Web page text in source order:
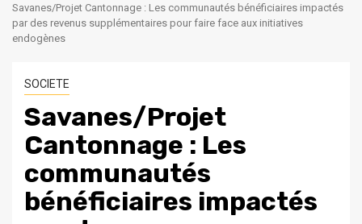
Savanes/Projet Cantonnage : Les communautés bénéficiaires impactés
par des revenus supplémentaires pour faire face aux initiatives
endogènes
SOCIETE
Savanes/Projet
Cantonnage : Les
communautés
bénéficiaires impactés